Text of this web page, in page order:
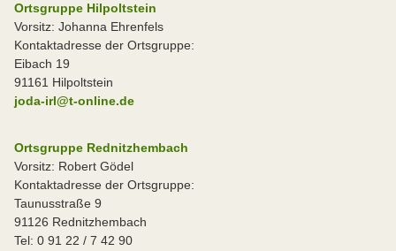
Ortsgruppe Hilpoltstein
Vorsitz: Johanna Ehrenfels
Kontaktadresse der Ortsgruppe:
Eibach 19
91161 Hilpoltstein
joda-irl@t-online.de
Ortsgruppe Rednitzhembach
Vorsitz: Robert Gödel
Kontaktadresse der Ortsgruppe:
Taunusstraße 9
91126 Rednitzhembach
Tel: 0 91 22 / 7 42 90